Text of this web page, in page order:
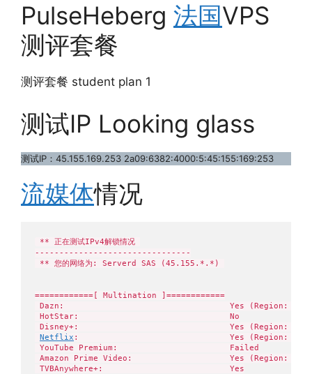
PulseHeberg 法国VPS
测评套餐
测评套餐 student plan 1
测试IP Looking glass
测试IP：45.155.169.253 2a09:6382:4000:5:45:155:169:253
流媒体情况
** 正在测试IPv4解锁情况
--------------------------------
** 您的网络为: Serverd SAS (45.155.*.*)
============[ Multination ]============
Dazn:                                  Yes (Region: FR)
HotStar:                               No
Disney+:                               Yes (Region: FR)
Netflix :                               Yes (Region: FR)
YouTube Premium:                       Failed
Amazon Prime Video:                    Yes (Region: FR)
TVBAnywhere+:                          Yes